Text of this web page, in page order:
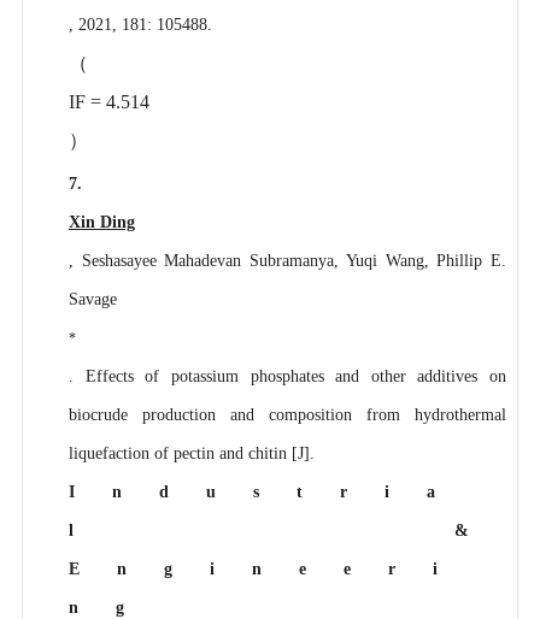
, 2021, 181: 105488.
（
IF = 4.514
）
7.
Xin Ding
, Seshasayee Mahadevan Subramanya, Yuqi Wang, Phillip E.
Savage
*
. Effects of potassium phosphates and other additives on
biocrude production and composition from hydrothermal
liquefaction of pectin and chitin [J].
Industria
l &
Engineeri
ng